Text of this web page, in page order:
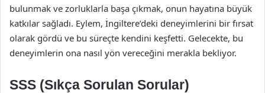
bulunmak ve zorluklarla başa çıkmak, onun hayatına büyük
katkılar sağladı. Eylem, İngiltere’deki deneyimlerini bir fırsat
olarak gördü ve bu süreçte kendini keşfetti. Gelecekte, bu
deneyimlerin ona nasıl yön vereceğini merakla bekliyor.
SSS (Sıkça Sorulan Sorular)